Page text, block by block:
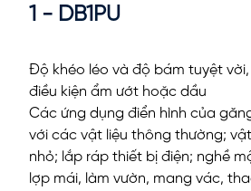
1 - DB1PU
Độ khéo léo và độ bám tuyệt
điều kiện ẩm ướt hoặc dầu
Các ứng dụng điển hình của
với các vật liệu thông thường;
nhỏ; lắp ráp thiết bị điện; nghề
lợp mái, làm vườn, mang vác,